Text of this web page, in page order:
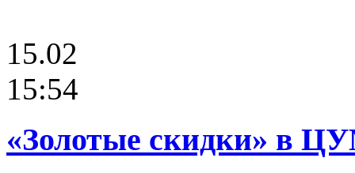
15.02
15:54
«Золотые скидки» в